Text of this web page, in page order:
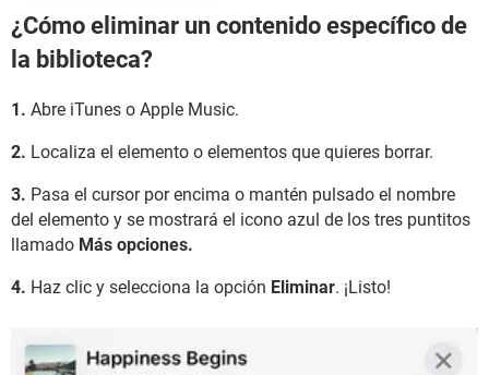
¿Cómo eliminar un contenido específico de
la biblioteca?
1. Abre iTunes o Apple Music.
2. Localiza el elemento o elementos que quieres borrar.
3. Pasa el cursor por encima o mantén pulsado el nombre
del elemento y se mostrará el icono azul de los tres puntitos
llamado Más opciones.
4. Haz clic y selecciona la opción Eliminar. ¡Listo!